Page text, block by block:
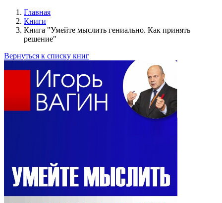
Главная
Книги
Книга "Умейте мыслить гениально. Как принять
решение"
Вернуться к списку книг